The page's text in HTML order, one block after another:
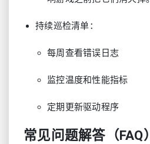
持续巡检清单：
每周查看错误日志
监控温度和性能指标
定期更新驱动程序
常见问题解答（FAQ）